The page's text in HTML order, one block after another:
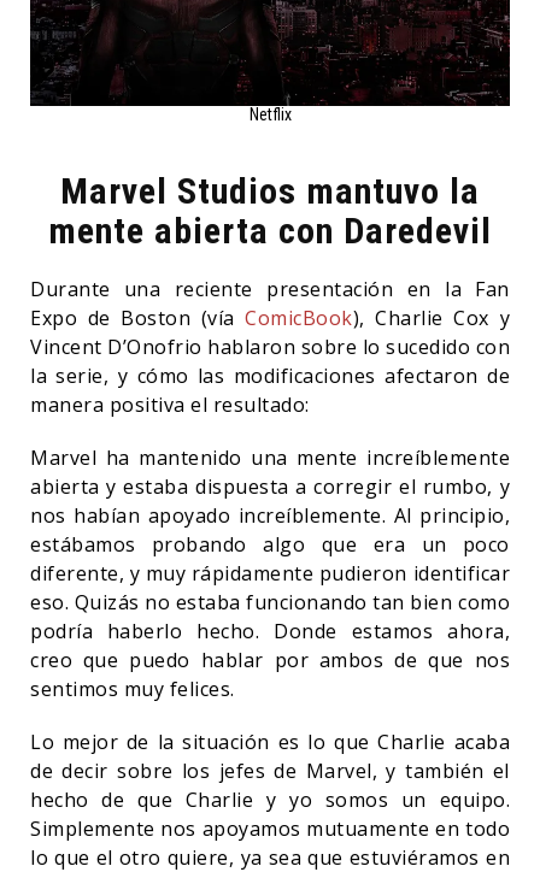
Netflix
Marvel Studios mantuvo la
mente abierta con Daredevil
Durante una reciente presentación en la Fan
Expo de Boston (víaComicBook), Charlie Cox y
Vincent D’Onofrio hablaron sobre lo sucedido con
la serie, y cómo las modificaciones afectaron de
manera positiva el resultado:
Marvel ha mantenido una mente increíblemente
abierta y estaba dispuesta a corregir el rumbo, y
nos habían apoyado increíblemente. Al principio,
estábamos probando algo que era un poco
diferente, y muy rápidamente pudieron identificar
eso. Quizás no estaba funcionando tan bien como
podría haberlo hecho. Donde estamos ahora,
creo que puedo hablar por ambos de que nos
sentimos muy felices.
Lo mejor de la situación es lo que Charlie acaba
de decir sobre los jefes de Marvel, y también el
hecho de que Charlie y yo somos un equipo.
Simplemente nos apoyamos mutuamente en todo
lo que el otro quiere, ya sea que estuviéramos en